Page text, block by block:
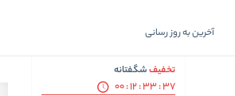
آخرین به روز رسانی
تخفیفشگفتانه
00:12:33:37